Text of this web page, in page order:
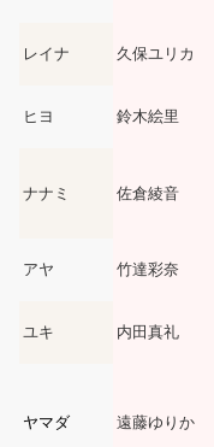
レイナ 久保ユリカ
ヒヨ 鈴木絵里
ナナミ 佐倉綾音
アヤ 竹達彩奈
ユキ 内田真礼
ヤマダ 遠藤ゆりか